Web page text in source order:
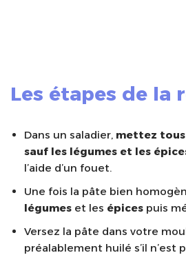
Les étapes de la
Dans un saladier, mettez
sauf les légumes et les
l’aide d’un fouet.
Une fois la pâte bien
légumes et les épices puis
Versez la pâte dans votre
préalablement huilé s’il n’est